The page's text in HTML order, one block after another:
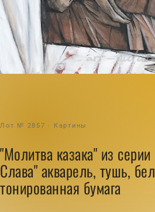
Лот № 2857 · Картины
"Молитва казака" из
Слава" акварель, тушь,
тонированная бумага